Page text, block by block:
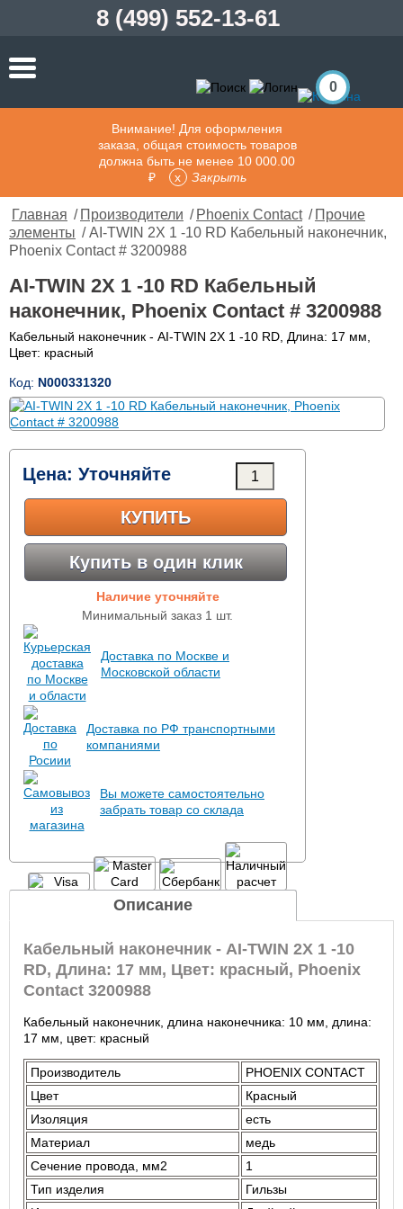
8 (499) 552-13-61
0
Внимание! Для оформления
заказа, общая стоимость товаров
должна быть не менее 10 000.00
₽
Закрыть
Главная / Производители / Phoenix Contact / Прочие
элементы / AI-TWIN 2X 1 -10 RD Кабельный наконечник,
Phoenix Contact # 3200988
AI-TWIN 2X 1 -10 RD Кабельный
наконечник, Phoenix Contact # 3200988
Кабельный наконечник - AI-TWIN 2X 1 -10 RD, Длина: 17 мм,
Цвет: красный
Код: N000331320
Цена: Уточняйте
КУПИТЬ
Купить в один клик
Наличие уточняйте
Минимальный заказ 1 шт.
Доставка по Москве и
Московской области
Доставка по РФ транспортными
компаниями
Вы можете самостоятельно
забрать товар со склада
Описание
Кабельный наконечник - AI-TWIN 2X 1 -10
RD, Длина: 17 мм, Цвет: красный, Phoenix
Contact 3200988
Кабельный наконечник, длина наконечника: 10 мм, длина:
17 мм, цвет: красный
Производитель
PHOENIX CONTACT
Цвет
Красный
Изоляция
есть
Материал
медь
Сечение провода, мм2
1
Тип изделия
Гильзы